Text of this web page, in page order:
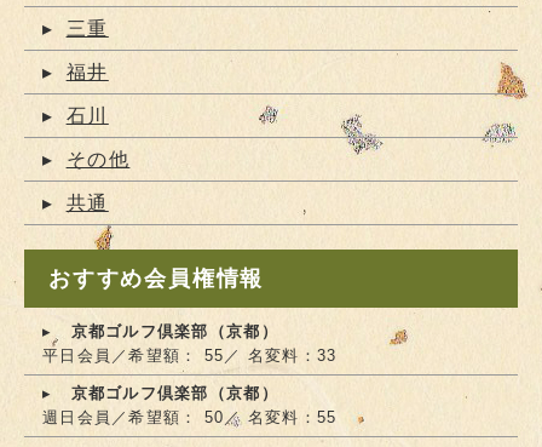
三重
福井
石川
その他
共通
おすすめ会員権情報
京都ゴルフ倶楽部（京都）
平日会員／希望額： 55／ 名変料：33
京都ゴルフ倶楽部（京都）
週日会員／希望額： 50／ 名変料：55